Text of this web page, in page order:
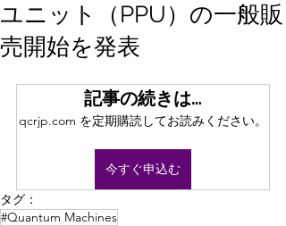
ユニット（PPU）の一般販
売開始を発表
記事の続きは…
qcrjp.com を定期購読してお読みください。
今すぐ申込む
タグ：
#Quantum Machines